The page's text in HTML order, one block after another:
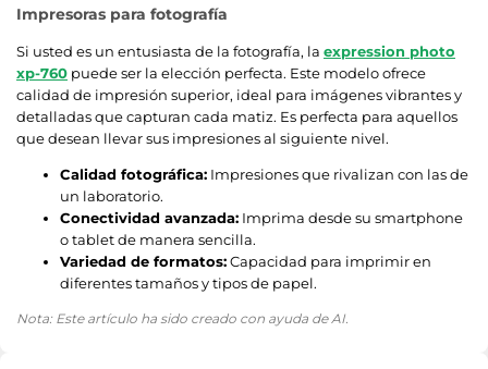
Impresoras para fotografía
Si usted es un entusiasta de la fotografía, la expression photo
xp-760 puede ser la elección perfecta. Este modelo ofrece
calidad de impresión superior, ideal para imágenes vibrantes y
detalladas que capturan cada matiz. Es perfecta para aquellos
que desean llevar sus impresiones al siguiente nivel.
Calidad fotográfica: Impresiones que rivalizan con las de
un laboratorio.
Conectividad avanzada: Imprima desde su smartphone
o tablet de manera sencilla.
Variedad de formatos:Capacidad para imprimir en
diferentes tamaños y tipos de papel.
Nota: Este artículo ha sido creado con ayuda de AI.